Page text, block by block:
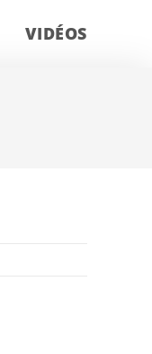
VIDÉOS